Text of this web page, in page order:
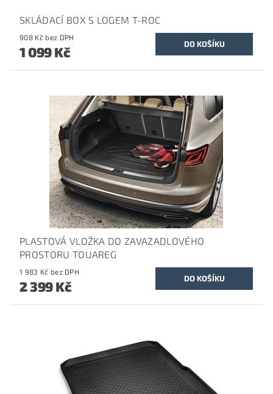
SKLÁDACÍ BOX S LOGEM T-ROC
908 Kč bez DPH
1 099 Kč
PLASTOVÁ VLOŽKA DO ZAVAZADLOVÉHO
PROSTORU TOUAREG
1 983 Kč bez DPH
2 399 Kč